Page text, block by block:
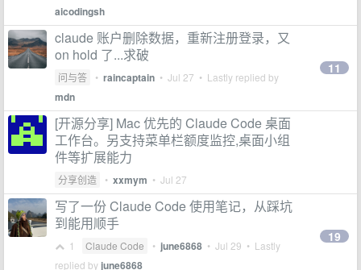
aicodingsh
claude 账户删除数据，重新注册登录，又
on hold 了...求破
问与答 • raincaptain • Jul 27 • Lastly replied by
mdn
11
[开源分享] Mac 优先的 Claude Code 桌面
工作台。另支持菜单栏额度监控,桌面小组
件等扩展能力
分享创造 • xxmym • Jul 27
写了一份 Claude Code 使用笔记，从踩坑
到能用顺手
1 Claude Code • june6868 • Jul 29 • Lastly
replied by june6868
19